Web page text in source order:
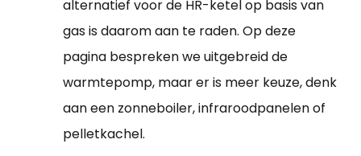
alternatief voor de HR-ketel op basis van
gas is daarom aan te raden. Op deze
pagina bespreken we uitgebreid de
warmtepomp, maar er is meer keuze, denk
aan een zonneboiler, infraroodpanelen of
pelletkachel.